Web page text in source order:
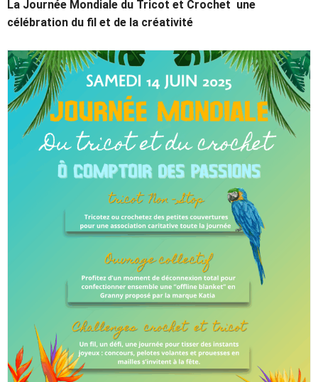
La Journée Mondiale du Tricot et Crochet une
célébration du fil et de la créativité